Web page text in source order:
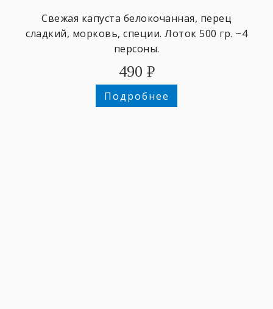
Свежая капуста белокочанная, перец
сладкий, морковь, специи. Лоток 500 гр. ~4
персоны.
490 ₽
Подробнее